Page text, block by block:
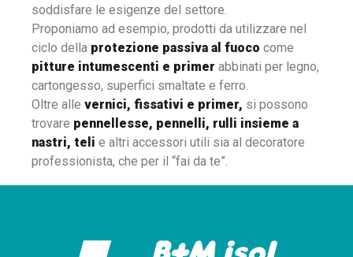
soddisfare le esigenze del settore.
Proponiamo ad esempio, prodotti da utilizzare nel
ciclo della protezione passiva al fuoco come
pitture intumescenti e primer abbinati per legno,
cartongesso, superfici smaltate e ferro.
Oltre alle vernici, fissativi e primer, si possono
trovare pennellesse, pennelli, rulli insieme a
nastri, teli e altri accessori utili sia al decoratore
professionista, che per il “fai da te”.